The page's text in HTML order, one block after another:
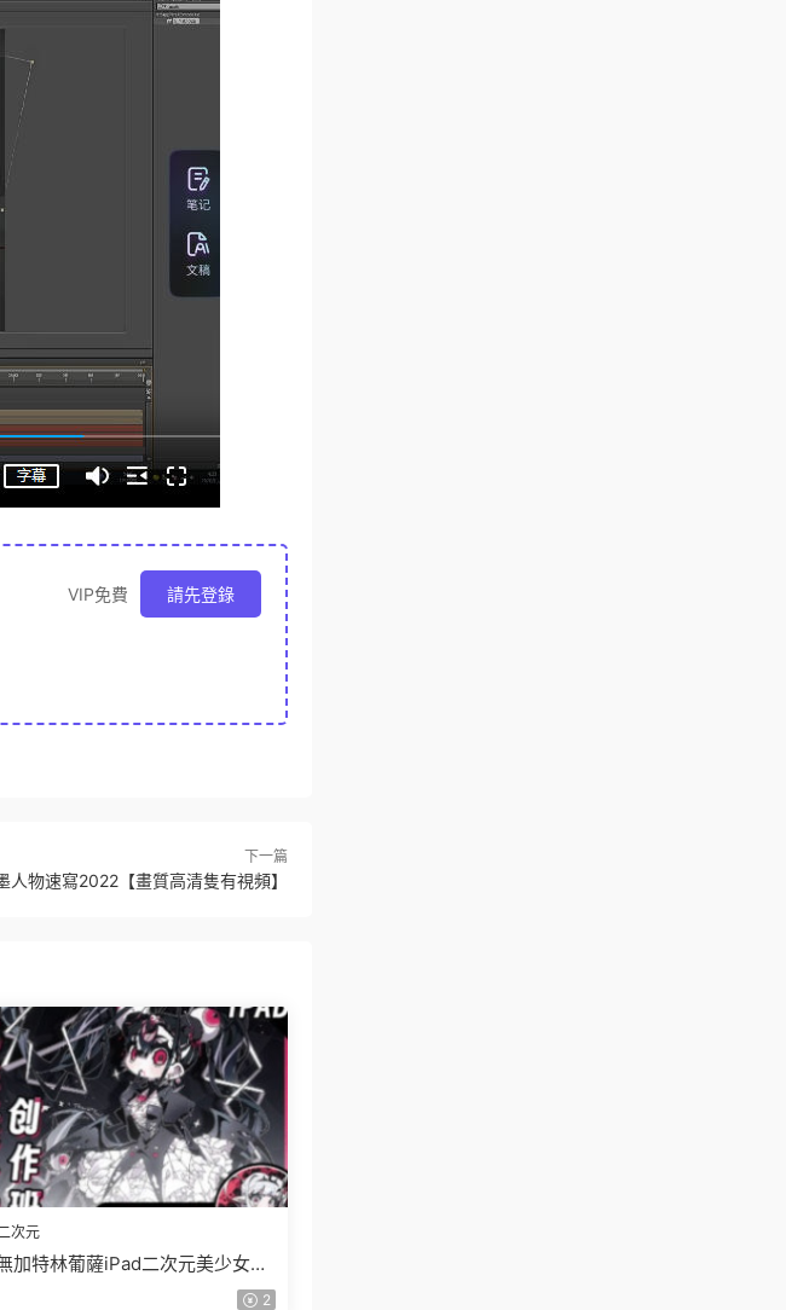
VIP免費 請先登錄
下一篇
人物速寫2022【畫質高清隻有視頻】
次元
加特林葡薩iPad二次元美少女創
班2024【畫質高清隻有視頻】
2